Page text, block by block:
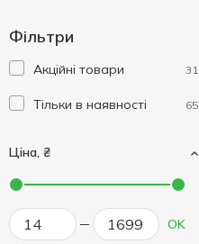
Фільтри
Акційні товари 31
Тільки в наявності 65
Ціна, ₴
OK